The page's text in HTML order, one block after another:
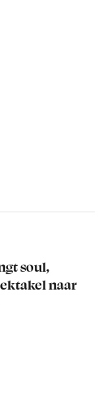
soul,
naar